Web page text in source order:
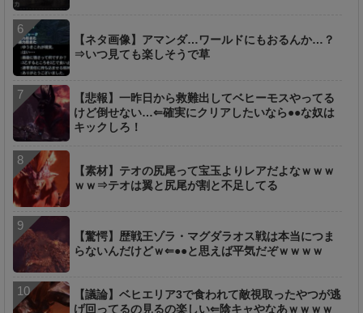
【ネタ画像】アマンダ…ワールドにもおるんか…？
⇒いつ見ても楽しそうで草
【悲報】一昨日から救難出してベヒーモスやってる
けど倒せない…⇐確実にクリアしたいなら●●な奴は
キックしろ！
【素材】テオの尻尾って宝玉よりレアだよなｗｗｗ
ｗｗ⇒テオは翼と尻尾が割と不足してる
【驚愕】歴戦王ゾラ・マグダラオス戦は本当につま
らないんだけどｗ⇐●●と思えば平気だぞｗｗｗｗ
【議論】ベヒエリア3で食われて敵視取ったやつが逃
げ回ってるの見るの楽しい⇐陰キャやなあｗｗｗｗ